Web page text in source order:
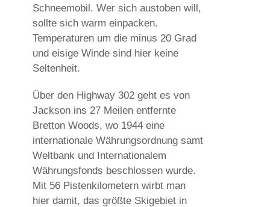
Schneemobil. Wer sich austoben will,
sollte sich warm einpacken.
Temperaturen um die minus 20 Grad
und eisige Winde sind hier keine
Seltenheit.
Über den Highway 302 geht es von
Jackson ins 27 Meilen entfernte
Bretton Woods, wo 1944 eine
internationale Währungsordnung samt
Weltbank und Internationalem
Währungsfonds beschlossen wurde.
Mit 56 Pistenkilometern wirbt man
hier damit, das größte Skigebiet in